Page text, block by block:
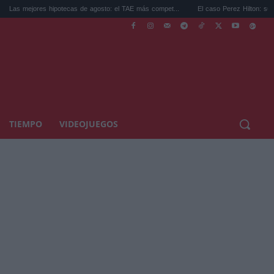
de agosto: el TAE más compet... El caso Perez Hilton: su familia rompe el
TIEMPO VIDEOJUEGOS